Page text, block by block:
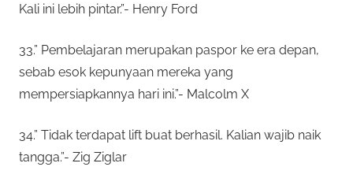
Kali ini lebih pintar.”- Henry Ford
33.” Pembelajaran merupakan paspor ke era depan,
sebab esok kepunyaan mereka yang
mempersiapkannya hari ini.”- Malcolm X
34.” Tidak terdapat lift buat berhasil. Kalian wajib naik
tangga.”- Zig Ziglar